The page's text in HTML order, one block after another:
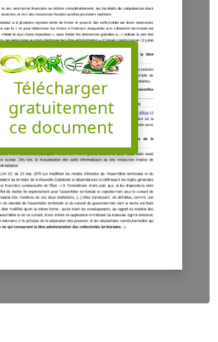
Télécharger
gratuitement
ce document